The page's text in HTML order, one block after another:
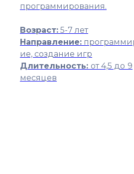
программирования.
Возраст: 5-7 лет
Направление:
ие, создание игр
Длительность: от 4,5 до 9
месяцев